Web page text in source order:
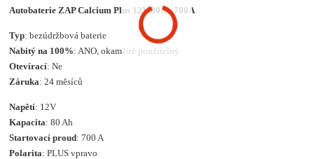
Autobaterie ZAP Calcium Plus 12V 80Ah 700A
Typ: bezúdržbová baterie
Nabitý na 100%: ANO, okamžitě použitelný
Otevírací: Ne
Záruka: 24 měsíců
Napětí: 12V
Kapacita: 80 Ah
Startovací proud: 700 A
Polarita: PLUS vpravo